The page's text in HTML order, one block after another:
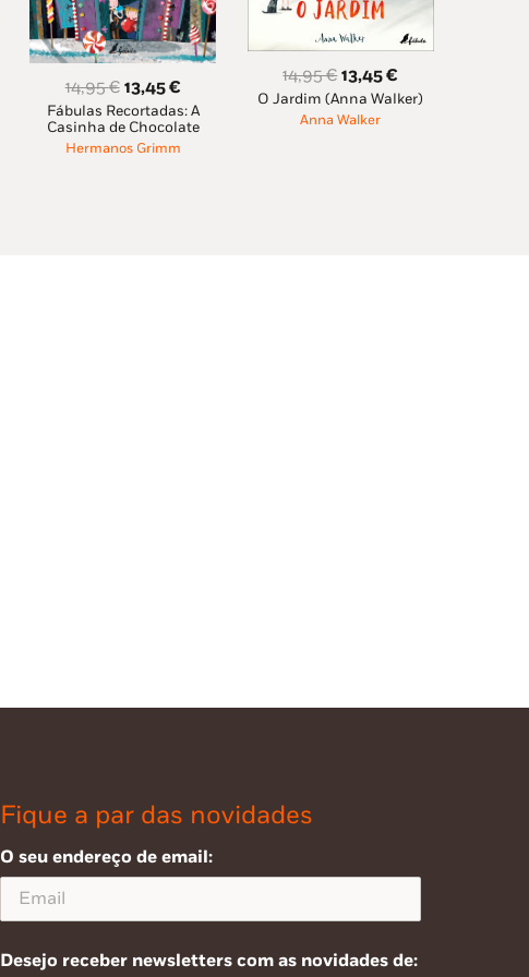
14,95€ O
preço
original
13,45€O
preço
atual
Fábulas Recortadas: A
Casinha de Chocolate
Hermanos Grimm
14,95€O
preço
original
13,45€
preço
O Jardim (Anna Walker)
Anna Walker
Fique a par das novidades
O seu endereço de email:
Desejo receber newsletters com as novidades de: